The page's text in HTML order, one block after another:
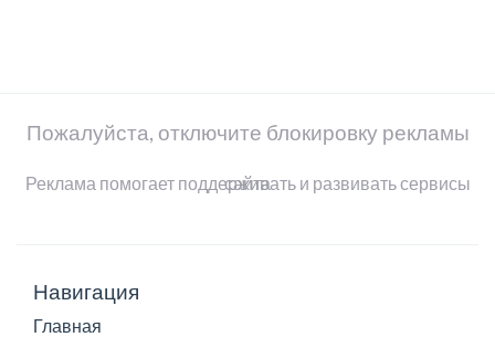
Пожалуйста, отключите блокировку рекламы
Реклама помогает поддерживать и развивать сервисы сайта
Навигация
Главная